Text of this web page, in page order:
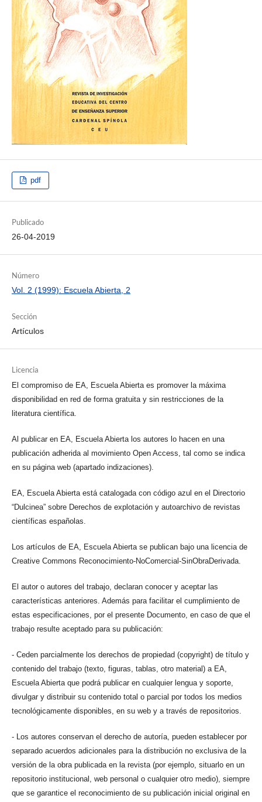
pdf
Publicado
26-04-2019
Número
Vol. 2 (1999): Escuela Abierta, 2
Sección
Artículos
Licencia
El compromiso de EA, Escuela Abierta es promover la máxima
disponibilidad en red de forma gratuita y sin restricciones de la
literatura científica.
Al publicar en EA, Escuela Abierta los autores lo hacen en una
publicación adherida al movimiento Open Access, tal como se indica
en su página web (apartado indizaciones).
EA, Escuela Abierta está catalogada con código azul en el Directorio
“Dulcinea” sobre Derechos de explotación y autoarchivo de revistas
científicas españolas.
Los artículos de EA, Escuela Abierta se publican bajo una licencia de
Creative Commons Reconocimiento-NoComercial-SinObraDerivada.
El autor o autores del trabajo, declaran conocer y aceptar las
características anteriores. Además para facilitar el cumplimiento de
estas especificaciones, por el presente Documento, en caso de que el
trabajo resulte aceptado para su publicación:
- Ceden parcialmente los derechos de propiedad (copyright) de título y
contenido del trabajo (texto, figuras, tablas, otro material) a EA,
Escuela Abierta que podrá publicar en cualquier lengua y soporte,
divulgar y distribuir su contenido total o parcial por todos los medios
tecnológicamente disponibles, en su web y a través de repositorios.
- Los autores conservan el derecho de autoría, pueden establecer por
separado acuerdos adicionales para la distribución no exclusiva de la
versión de la obra publicada en la revista (por ejemplo, situarlo en un
repositorio institucional, web personal o cualquier otro medio), siempre
que se garantice el reconocimiento de su publicación inicial original en